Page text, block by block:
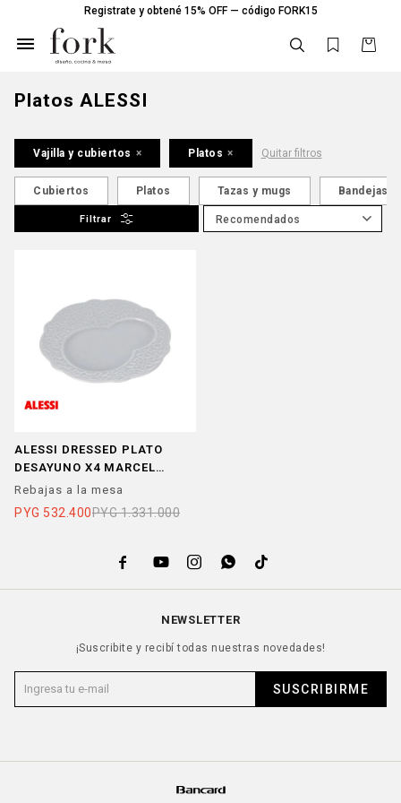
Registrate y obtené 15% OFF — código FORK15

Platos ALESSI
Vajilla y cubiertos Platos Quitar filtros
Cubiertos Platos Tazas y mugs Bandejas
Recomendados
ALESSI DRESSED PLATO
DESAYUNO X4 MARCEL
WANDERS 16CM PORCELANA
Rebajas a la mesa
PYG 532.400PYG 1.331.000
    
NEWSLETTER
¡Suscribite y recibí todas nuestras novedades!
SUSCRIBIRME